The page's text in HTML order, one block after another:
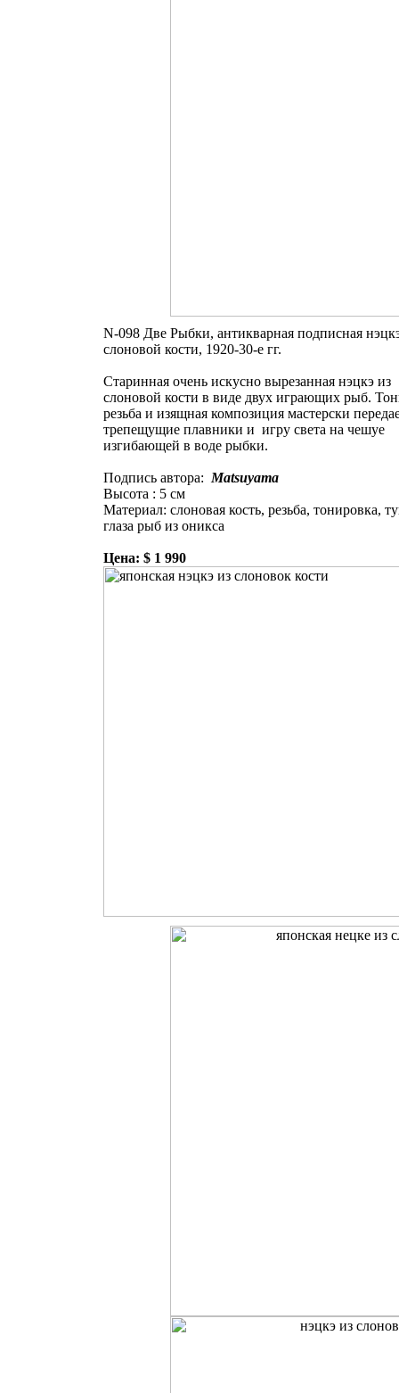
N-098 Две Рыбки, антикварная подписная
слоновой кости, 1920-30-е гг.
Старинная очень искусно вырезанная нэцкэ из
слоновой кости в виде двух играющих рыб.
резьба и изящная композиция мастерски
трепещущие плавники и игру света на чешуе
изгибающей в воде рыбки.
Подпись автора: Matsuyama
Высота : 5 см
Материал: слоновая кость, резьба, тонировка,
глаза рыб из оникса
Цена: $ 1 990